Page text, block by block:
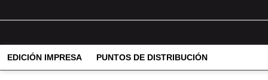
EDICIÓN IMPRESA PUNTOS DE DISTRIBUCIÓN